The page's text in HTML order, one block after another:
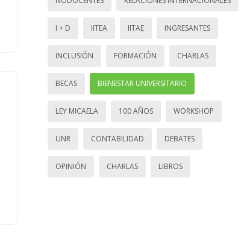
I + D IITEA IITAE INGRESANTES
INCLUSIÓN FORMACIÓN CHARLAS
BECAS BIENESTAR UNIVERSITARIO
LEY MICAELA 100 AÑOS WORKSHOP
UNR CONTABILIDAD DEBATES
OPINIÓN CHARLAS LIBROS